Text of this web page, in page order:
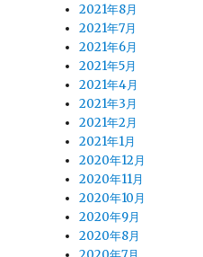
2021年8月
2021年7月
2021年6月
2021年5月
2021年4月
2021年3月
2021年2月
2021年1月
2020年12月
2020年11月
2020年10月
2020年9月
2020年8月